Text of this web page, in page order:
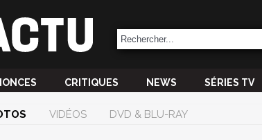
CRITIQUES NEWS SÉRIES TV
VIDÉOS DVD & BLU-RAY